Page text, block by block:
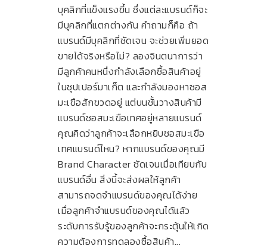
บุคลิกที่แข็งแรงขึ้น ซึ่งแต่ละแบรนด์ก็จะ
มีบุคลิกที่แตกต่างกัน คำถามก็คือ ถ้า
แบรนด์มีบุคลิกที่ชัดเจน จะช่วยเพิ่มยอด
ขายได้จริงหรือไม่? ลองจินตนาการว่า
มีลูกค้าคนหนึ่งกำลังเลือกซื้อสินค้าอยู่
ในซุปเปอร์มาเก็ต และกำลังมองหาซอส
มะเขือสักขวดอยู่ แต่บนชั้นวางสินค้ามี
แบรนด์ซอสมะเขือเทศอยู่หลายแบรนด์
คุณคิดว่าลูกค้าจะเลือกหยิบซอสมะเขือ
เทศแบรนด์ไหน? หากแบรนด์ของคุณมี
Brand Character ชัดเจนเมื่อเทียบกับ
แบรนด์อื่น สิ่งนี้จะส่งผลให้ลูกค้า
สามารถจดจำแบรนด์ของคุณได้ง่าย
เมื่อลูกค้าจำแบรนด์ของคุณได้แล้ว
ระดับการรับรู้ของลูกค้าจะกระตุ้นให้เกิด
ความต้องการทดลองซื้อสินค้า...